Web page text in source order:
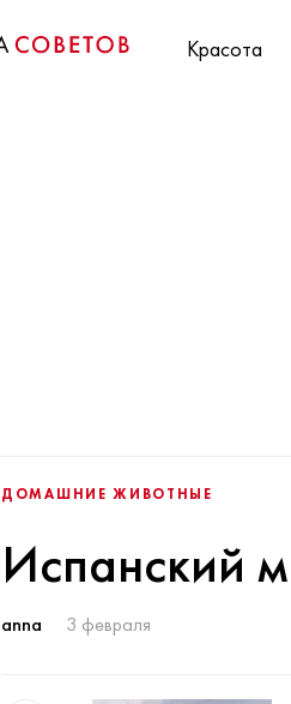
Красота
ДОМАШНИЕ ЖИВОТНЫЕ
Испанский
anna 3 февраля